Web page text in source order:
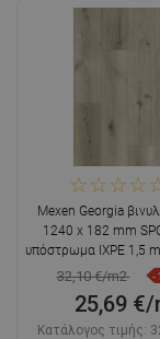
Mexen Georgia
1240 x 182 mm
υπόστρωμα IXPE 1,5
Δρυς
32,10 €/m2 -
25,69 €/
Κατάλογος τιμής: